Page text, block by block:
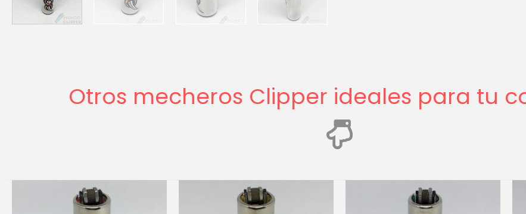
Otros mecheros Clipper ideales para tu